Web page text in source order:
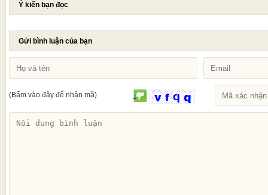
Ý kiến bạn đọc
Gửi bình luận của bạn
(Bấm vào đây để nhận mã)